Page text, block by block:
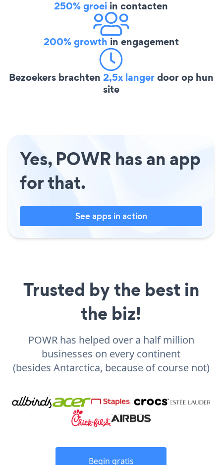
250% groei in contacten
200% growth in engagement
Bezoekers brachten 2,5x langerdoor op hun
site
Yes, POWR has an app
for that.
See apps in action
Trusted by the best in
the biz!
POWR has helped over a half million
businesses on every continent
(besides Antarctica, because of course not)
Begin gratis